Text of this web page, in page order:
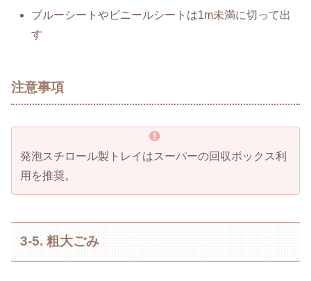
ブルーシートやビニールシートは1m未満に切って出
す
注意事項
発泡スチロール製トレイはスーパーの回収ボックス利
用を推奨。
3-5. 粗大ごみ